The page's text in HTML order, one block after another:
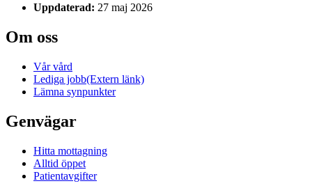
Uppdaterad: 27 maj 2026
Om oss
Vår vård
Lediga jobb(Extern länk)
Lämna synpunkter
Genvägar
Hitta mottagning
Alltid öppet
Patientavgifter